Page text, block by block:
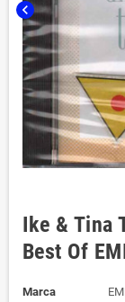
chevron_left
Ike & Tina
Best Of
Marca